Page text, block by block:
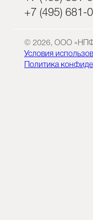
+7 (495) 681-
© 2026, ООО
Условия
Политика